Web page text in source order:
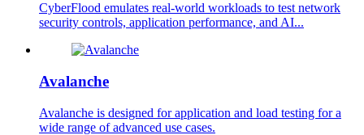
CyberFlood emulates real-world workloads to test network
security controls, application performance, and AI...
Avalanche
Avalanche is designed for application and load testing for a
wide range of advanced use cases.